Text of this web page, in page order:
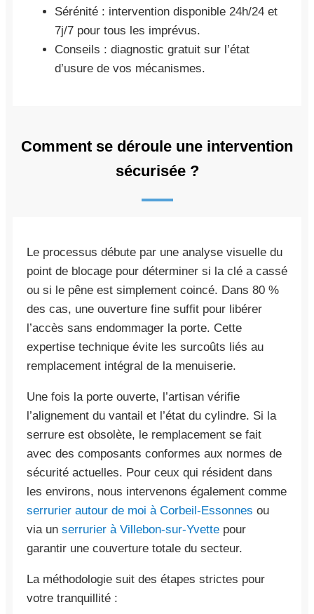
Sérénité : intervention disponible 24h/24 et
7j/7 pour tous les imprévus.
Conseils : diagnostic gratuit sur l’état
d’usure de vos mécanismes.
Comment se déroule une intervention
sécurisée ?
Le processus débute par une analyse visuelle du
point de blocage pour déterminer si la clé a cassé
ou si le pêne est simplement coincé. Dans 80 %
des cas, une ouverture fine suffit pour libérer
l’accès sans endommager la porte. Cette
expertise technique évite les surcoûts liés au
remplacement intégral de la menuiserie.
Une fois la porte ouverte, l’artisan vérifie
l’alignement du vantail et l’état du cylindre. Si la
serrure est obsolète, le remplacement se fait
avec des composants conformes aux normes de
sécurité actuelles. Pour ceux qui résident dans
les environs, nous intervenons également comme
serrurier autour de moi à Corbeil-Essonnes ou
via un serrurier à Villebon-sur-Yvette pour
garantir une couverture totale du secteur.
La méthodologie suit des étapes strictes pour
votre tranquillité :